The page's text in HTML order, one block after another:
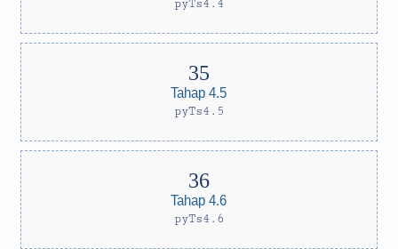
pyTs4.4
Tahap 4.5
pyTs4.5
Tahap 4.6
pyTs4.6